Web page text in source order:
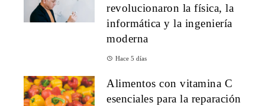
revolucionaron la física, la
informática y la ingeniería
moderna
Hace 5 días
Alimentos con vitamina C
esenciales para la reparación